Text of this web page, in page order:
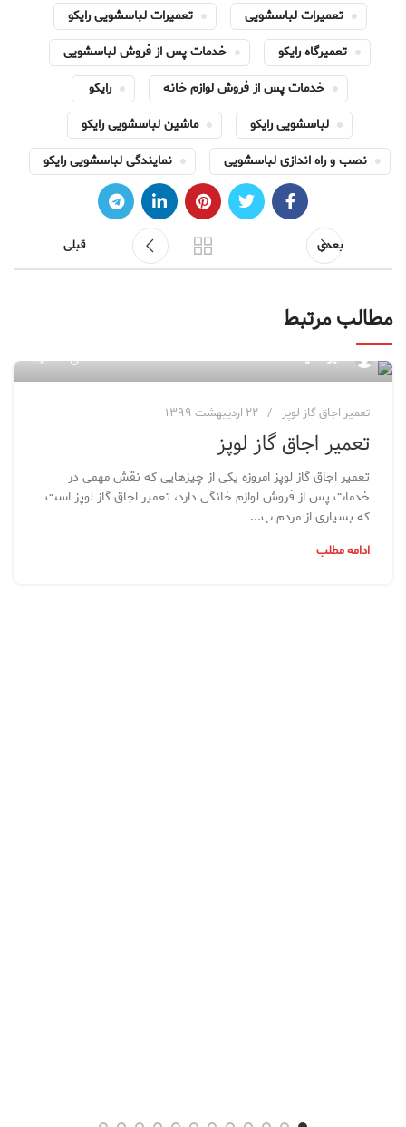
تعمیرات لباسشویی
تعمیرات لباسشویی رایکو
تعمیرگاه رایکو
خدمات پس از فروش لباسشویی
خدمات پس از فروش لوازم خانه
رایکو
لباسشویی رایکو
ماشین لباسشویی رایکو
نصب و راه اندازی لباسشویی
نمایندگی لباسشویی رایکو
بعدی قبلی
مطالب مرتبط
مدیر سایت
تعمیر اجاق گاز لوپز ۲۲ اردیبهشت ۱۳۹۹
تعمیر اجاق گاز لوپز
تعمیر اجاق گاز لوپز امروزه یکی از چیزهایی که نقش مهمی در
خدمات پس از فروش لوازم خانگی دارد، تعمیر اجاق گاز لوپز است
که بسیاری از مردم ب...
ادامه مطلب